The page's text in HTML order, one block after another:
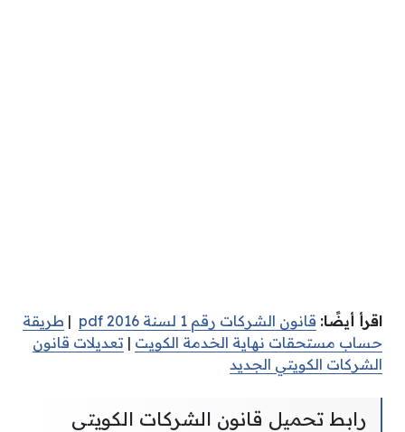
اقرأ أيضًا: قانون الشركات رقم 1 لسنة 2016 pdf | طريقة
حساب مستحقات نهاية الخدمة الكويت | تعديلات قانون
الشركات الكويتي الجديد
رابط تحميل قانون الشركات الكويتي